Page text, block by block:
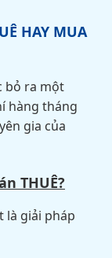
HAY MUA
bỏ ra một
hàng tháng
gia của
THUÊ?
là giải pháp